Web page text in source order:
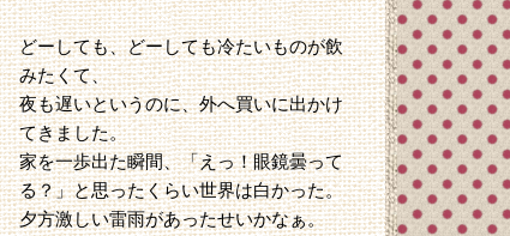
どーしても、どーしても冷たいものが飲
みたくて、
夜も遅いというのに、外へ買いに出かけ
てきました。
家を一歩出た瞬間、「えっ！眼鏡曇って
る？」と思ったくらい世界は白かった。
夕方激しい雷雨があったせいかなぁ。